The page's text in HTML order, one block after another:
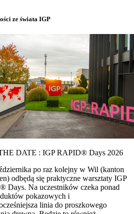
ze świata IGP
DATE : IGP RAPID® Days 2026
po raz kolejny w Wil (kanton
odbędą się praktyczne warsztaty IGP
Days. Na uczestników czeka ponad
pokazowych i
linia do proszkowego